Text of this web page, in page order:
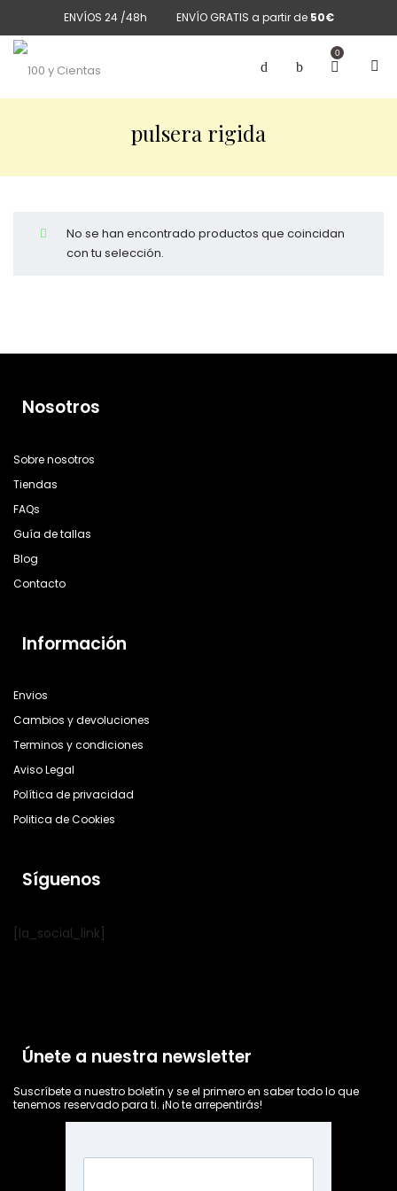
ENVÍOS 24 /48h ENVÍO GRATIS a partir de 50€
0
pulsera rigida
No se han encontrado productos que coincidan
con tu selección.
Nosotros
Sobre nosotros
Tiendas
FAQs
Guía de tallas
Blog
Contacto
Información
Envios
Cambios y devoluciones
Terminos y condiciones
Aviso Legal
Política de privacidad
Politica de Cookies
Síguenos
[la_social_link]
Únete a nuestra newsletter
Suscríbete a nuestro boletín y se el primero en saber todo lo que
tenemos reservado para ti. ¡No te arrepentirás!